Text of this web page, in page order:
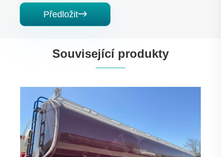
Předložit
Související produkty